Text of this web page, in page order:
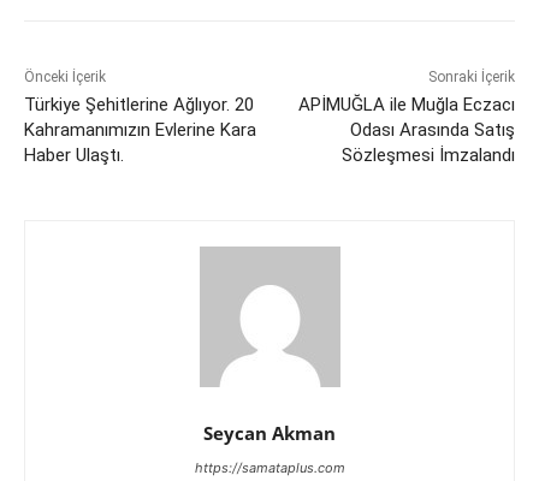
Önceki İçerik
Türkiye Şehitlerine Ağlıyor. 20
Kahramanımızın Evlerine Kara
Haber Ulaştı.
Sonraki İçerik
APİMUĞLA ile Muğla Eczacı
Odası Arasında Satış
Sözleşmesi İmzalandı
Seycan Akman
https://samataplus.com